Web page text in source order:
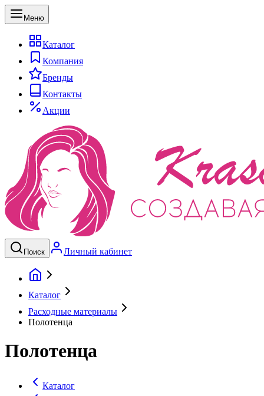
Меню
Каталог
Компания
Бренды
Контакты
Акции
Поиск Личный кабинет
Каталог
Расходные материалы
Полотенца
Полотенца
Каталог